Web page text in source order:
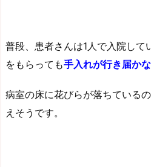
普段、患者さんは1人で入院して
をもらっても手入れが行き届か
病室の床に花びらが落ちている
えそうです。